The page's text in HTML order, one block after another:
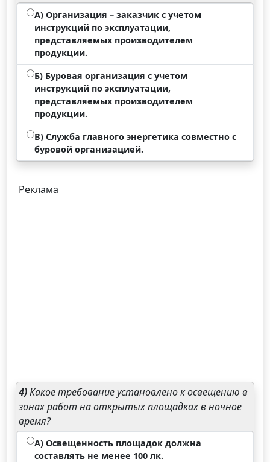
А) Организация – заказчик с учетом
инструкций по эксплуатации,
представляемых производителем
продукции.
Б) Буровая организация с учетом
инструкций по эксплуатации,
представляемых производителем
продукции.
В) Служба главного энергетика совместно с
буровой организацией.
Реклама
4)Какое требование установлено к освещению в
зонах работ на открытых площадках в ночное
время?
А) Освещенность площадок должна
составлять не менее 100 лк.